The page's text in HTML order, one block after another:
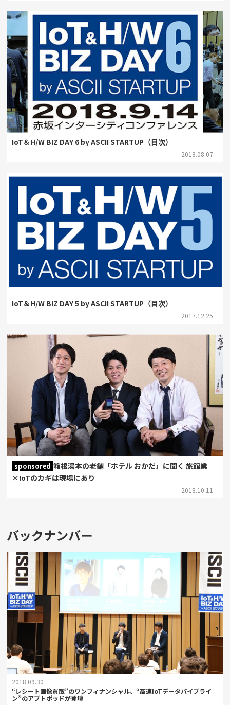
IoT＆H/W BIZ DAY 6 by ASCII STARTUP（目次）
2018.08.07
IoT＆H/W BIZ DAY 5 by ASCII STARTUP（目次）
2017.12.25
sponsored 箱根湯本の老舗「ホテル おかだ」に聞く 旅館業
×IoTのカギは現場にあり
2018.10.11
バックナンバー
2018.09.30
“レシート画像買取”のワンフィナンシャル、“高速IoTデータパイプライ
ン”のアプトポッドが登壇